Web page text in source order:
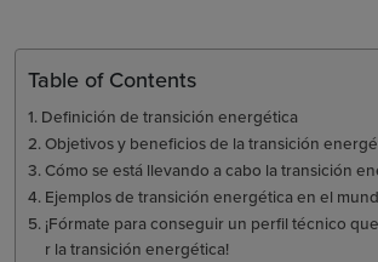
Table of Contents
Definición de transición energética
Objetivos y beneficios de la transición
Cómo se está llevando a cabo la transición
Ejemplos de transición energética en el
¡Fórmate para conseguir un perfil técnico
r la transición energética!